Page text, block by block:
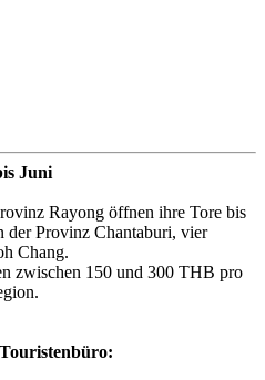
Juni
Rayong öffnen ihre Tore bis
der Provinz Chantaburi, vier
Chang.
zwischen 150 und 300 THB pro